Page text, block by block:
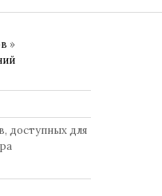
»
доступных для